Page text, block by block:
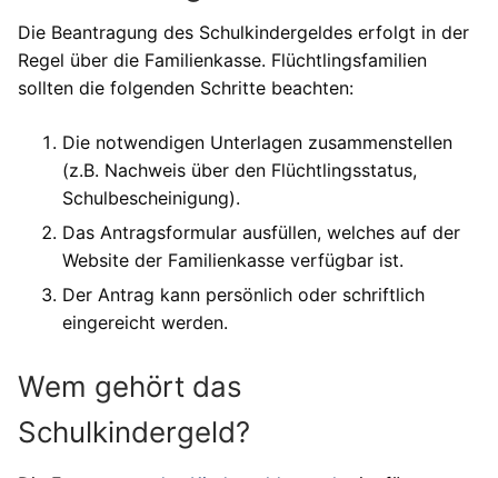
Die Beantragung des Schulkindergeldes erfolgt in der
Regel über die Familienkasse. Flüchtlingsfamilien
sollten die folgenden Schritte beachten:
Die notwendigen Unterlagen zusammenstellen
(z.B. Nachweis über den Flüchtlingsstatus,
Schulbescheinigung).
Das Antragsformular ausfüllen, welches auf der
Website der Familienkasse verfügbar ist.
Der Antrag kann persönlich oder schriftlich
eingereicht werden.
Wem gehört das
Schulkindergeld?